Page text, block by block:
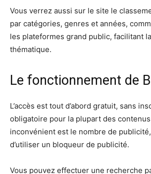
Vous verrez aussi sur le site le
par catégories, genres et années,
les plateformes grand public, facilitant
thématique.
Le fonctionnement de
L’accès est tout d’abord gratuit, sans
obligatoire pour la plupart des
inconvénient est le nombre de publicité,
d’utiliser un bloqueur de publicité.
Vous pouvez effectuer une recherche